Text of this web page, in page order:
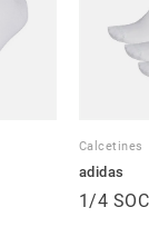
Calcetines
adidas
1/4